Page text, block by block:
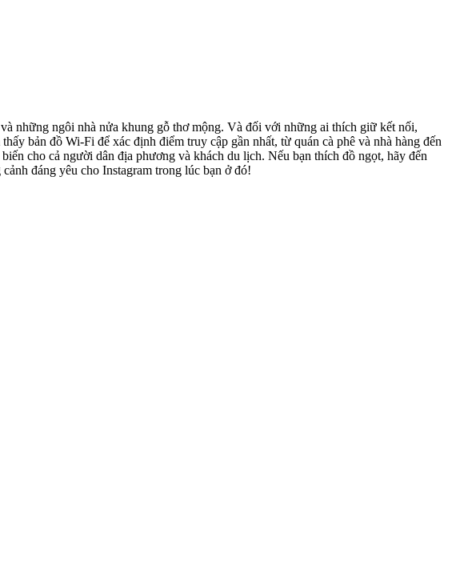
những ngôi nhà nửa khung gỗ thơ mộng. Và đối với những ai thích giữ kết nối,
bản đồ Wi-Fi để xác định điểm truy cập gần nhất, từ quán cà phê và nhà hàng đến
cho cả người dân địa phương và khách du lịch. Nếu bạn thích đồ ngọt, hãy đến
đáng yêu cho Instagram trong lúc bạn ở đó!